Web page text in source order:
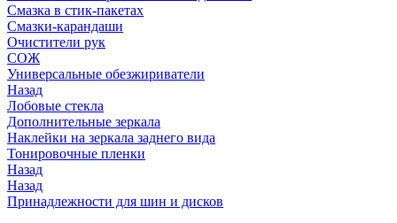
Смазка в стик-пакетах
Смазки-карандаши
Очистители рук
СОЖ
Универсальные обезжириватели
Назад
Лобовые стекла
Дополнительные зеркала
Наклейки на зеркала заднего вида
Тонировочные пленки
Назад
Назад
Принадлежности для шин и дисков